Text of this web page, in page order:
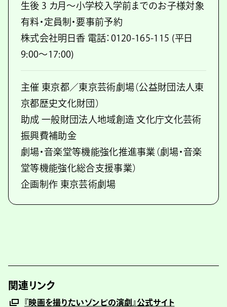
生後 3 カ月～小学校入学前までのお子様対象
有料・定員制・要事前予約
株式会社明日香 電話：0120-165-115 (平日
9:00～17:00)
主催 東京都／東京芸術劇場（公益財団法人東
京都歴史文化財団）
助成 一般財団法人地域創造 文化庁文化芸術
振興費補助金
劇場・音楽堂等機能強化推進事業（劇場・音楽
堂等機能強化総合支援事業）
企画制作 東京芸術劇場
関連リンク
『映画を撮りたいゾンビの演劇』公式サイト